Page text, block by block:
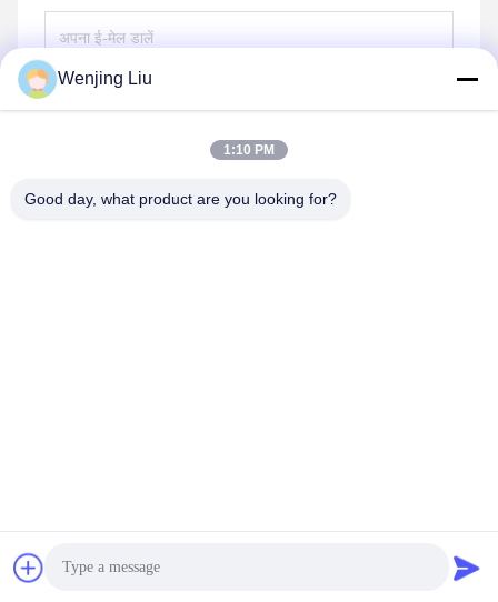
2026 turbo-spareparts.com . सर्वाधिकार सुरक्षित।
Wenjing Liu
1:10 PM
Good day, what product are you looking for?